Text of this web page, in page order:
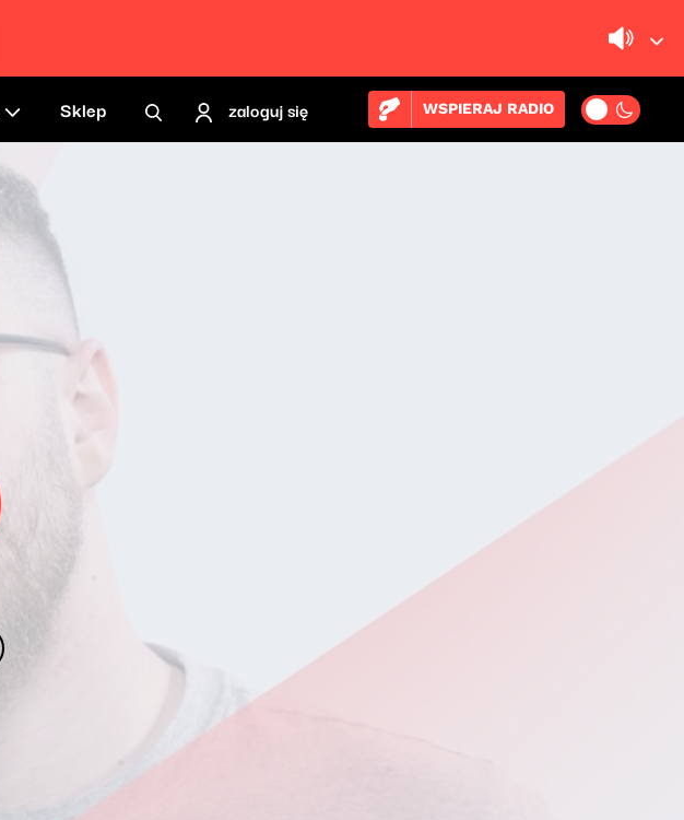
Sklep zaloguj się WSPIERAJ RADIO